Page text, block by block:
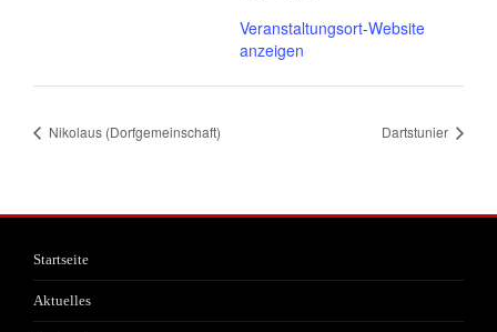
Veranstaltungsort-Website
anzeigen
Nikolaus (Dorfgemeinschaft) Dartstunier
Startseite
Aktuelles